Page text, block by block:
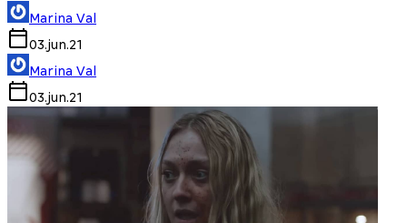
Marina Val
03.jun.21
Marina Val
03.jun.21